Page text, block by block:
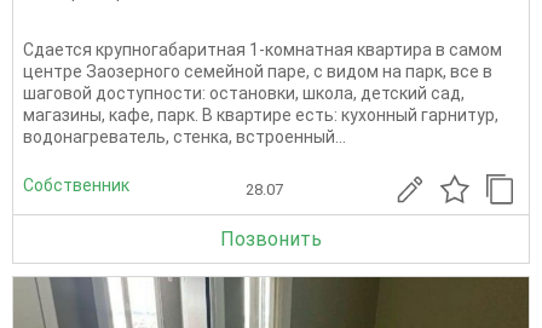
Сдается крупногабаритная 1-комнатная квартира в самом
центре Заозерного семейной паре, с видом на парк, все в
шаговой доступности: остановки, школа, детский сад,
магазины, кафе, парк. В квартире есть: кухонный гарнитур,
водонагреватель, стенка, встроенный...
Собственник 28.07
Позвонить